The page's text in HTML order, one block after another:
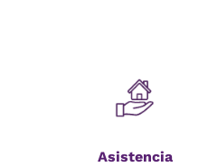
Asistencia